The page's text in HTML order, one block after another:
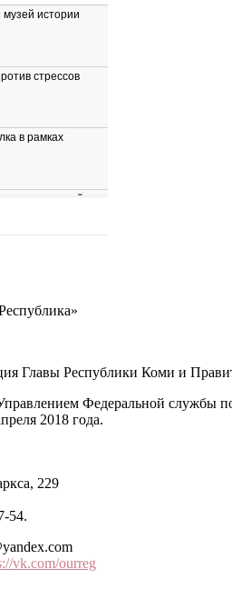
Главы Республики Коми и
Федеральной службы
2018 года.
229
54.
vk.com/ourreg